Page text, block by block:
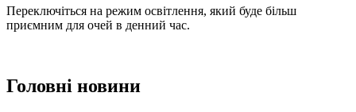
Переключіться на режим освітлення, який буде більш
приємним для очей в денний час.
Головні новини